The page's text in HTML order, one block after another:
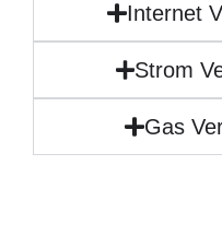
Internet
Strom
Gas